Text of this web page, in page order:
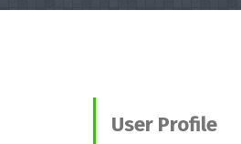
User Profile